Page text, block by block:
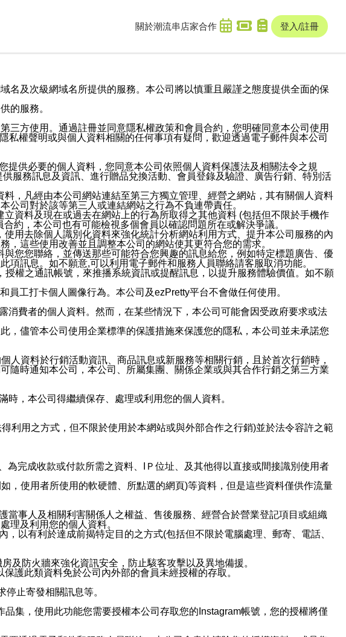
關於潮流串 店家合作 登入/註冊
名及次級網域名所提供的服務。本公司將以慎重且嚴謹之態度提供全面的保
的服務。
方使用。通過註冊並同意隱私權政策和會員合約，您明確同意本公司使用
權聲明或與個人資料相關的任何事項有疑問，歡迎透過電子郵件與本公司
供必要的個人資料，您同意本公司依照個人資料保護法及相關法令之規
服務訊息及資訊、進行贈品兌換活動、會員登錄及驗證、廣告行銷、特別活
，凡經由本公司網站連結至第三方獨立管理、經營之網站，其有關個人資料
司對於該等第三人或連結網站之行為不負連帶責任。
資料及現在或過去在網站上的行為所取得之其他資料 (包括但不限於手機作
約，本公司也有可能檢視多個會員以確認問題所在或解決爭議。
用去除個人識別化資料來強化統計分析網站利用方式、提升本公司服務的內
這些使用改善並且調整本公司的網站使其更符合您的需求。
您您聯絡，並傳送那些可能符合您興趣的訊息給您，例如特定標題廣告、優
訊息。如不願意,可以利用電子郵件和服務人員聯絡請客服取消功能。
權之通訊帳號，來推播系統資訊或提醒訊息，以提升服務體驗價值。如不願
工打卡個人圖像行為。本公司及ezPretty平台不會做任何使用。
費者的個人資料。然而，在某些情況下，本公司可能會因受政府要求或法
，儘管本公司使用企業標準的保護措施來保護您的隱私，本公司並未承諾您
資料於行銷活動資訊、商品訊息或新服務等相關行銷，且於首次行銷時，
隨時通知本公司，本公司、所屬集團、關係企業或與其合作行銷之第三方業
，本公司得繼續保存、處理或利用您的個人資料。
利用之方式，但不限於使用於本網站或與外部合作之行銷)並於法令容許之範
完成收款或付款所需之資料、IＰ位址、及其他得以直接或間接識別使用者
，使用者所使用的軟硬體、所點選的網頁)等資料，但是這些資料僅供作流量
事人及相關利害關係人之權益、售後服務、經營合於營業登記項目或組織
理及利用您的個人資料。
以有利於達成前揭特定目的之方式(包括但不限於電腦處理、郵寄、電話、
及防火牆來強化資訊安全，防止駭客攻擊以及異地備援。
護此類資料免於公司內外部的會員未經授權的存取。
止寄發相關訊息等。
集，使用此功能您需要授權本公司存取您的Instagram帳號，您的授權將僅